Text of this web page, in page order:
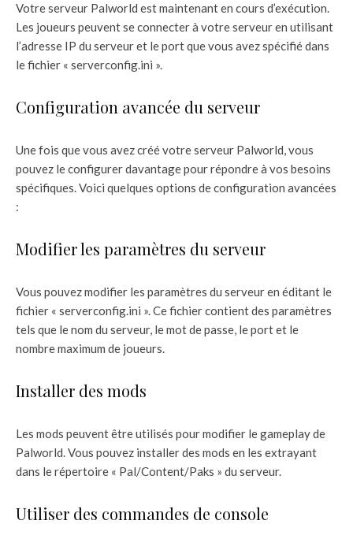
Votre serveur Palworld est maintenant en cours d’exécution.
Les joueurs peuvent se connecter à votre serveur en utilisant
l’adresse IP du serveur et le port que vous avez spécifié dans
le fichier « serverconfig.ini ».
Configuration avancée du serveur
Une fois que vous avez créé votre serveur Palworld, vous
pouvez le configurer davantage pour répondre à vos besoins
spécifiques. Voici quelques options de configuration avancées
:
Modifier les paramètres du serveur
Vous pouvez modifier les paramètres du serveur en éditant le
fichier « serverconfig.ini ». Ce fichier contient des paramètres
tels que le nom du serveur, le mot de passe, le port et le
nombre maximum de joueurs.
Installer des mods
Les mods peuvent être utilisés pour modifier le gameplay de
Palworld. Vous pouvez installer des mods en les extrayant
dans le répertoire « Pal/Content/Paks » du serveur.
Utiliser des commandes de console